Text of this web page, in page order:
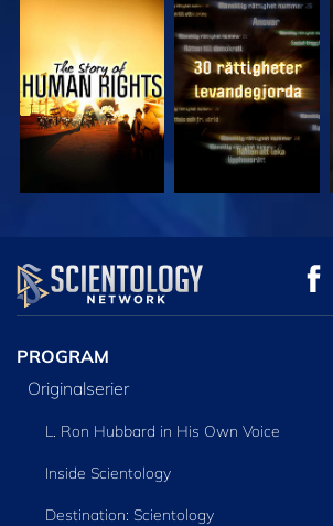
TITTA TITTA
TITTA
PROGRAM
Originalserier
L. Ron Hubbard in His Own Voice
Inside Scientology
Destination: Scientology